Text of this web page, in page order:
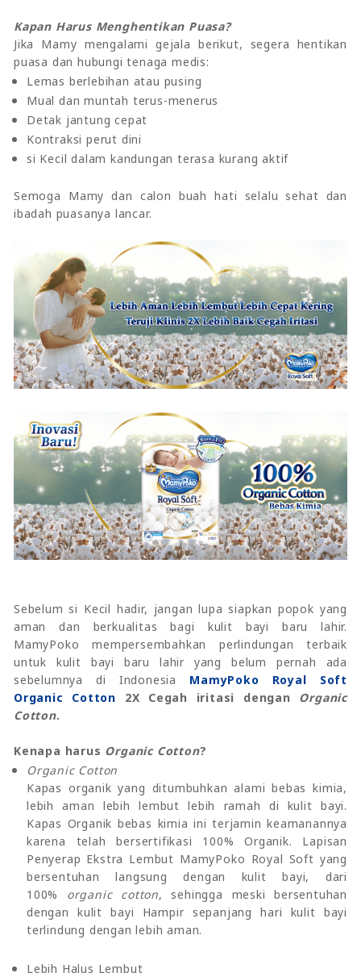
Kapan Harus Menghentikan Puasa?
Jika Mamy mengalami gejala berikut, segera hentikan
puasa dan hubungi tenaga medis:
Lemas berlebihan atau pusing
Mual dan muntah terus-menerus
Detak jantung cepat
Kontraksi perut dini
si Kecil dalam kandungan terasa kurang aktif
Semoga Mamy dan calon buah hati selalu sehat dan
ibadah puasanya lancar.
Sebelum si Kecil hadir, jangan lupa siapkan popok yang
aman dan berkualitas bagi kulit bayi baru lahir.
MamyPoko mempersembahkan perlindungan terbaik
untuk kulit bayi baru lahir yang belum pernah ada
sebelumnya di Indonesia MamyPoko Royal Soft
Organic Cotton 2X Cegah iritasi dengan Organic
Cotton.
Kenapa harus Organic Cotton?
Organic Cotton
Kapas organik yang ditumbuhkan alami bebas kimia,
lebih aman lebih lembut lebih ramah di kulit bayi.
Kapas Organik bebas kimia ini terjamin keamanannya
karena telah bersertifikasi 100% Organik. Lapisan
Penyerap Ekstra Lembut MamyPoko Royal Soft yang
bersentuhan langsung dengan kulit bayi, dari
100% organic cotton, sehingga meski bersentuhan
dengan kulit bayi Hampir sepanjang hari kulit bayi
terlindung dengan lebih aman.
Lebih Halus Lembut